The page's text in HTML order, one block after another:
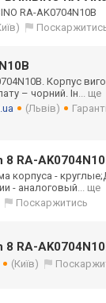
RA-AK0704N10B
Корпус
– чорний. Ін... ще
(Львів)
RA-
корпуса -
- аналоговый... ще
Поскаржитись
RA-
(Київ)